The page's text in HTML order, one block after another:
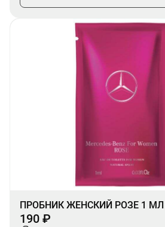
ПРОБНИК ЖЕНСКИЙ РОЗЕ 1 МЛ
190 ₽